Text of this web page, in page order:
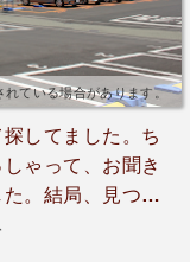
れている場合があります。
してました。ち
ゃって、お聞き
。結局、見つか
お客様を大切に